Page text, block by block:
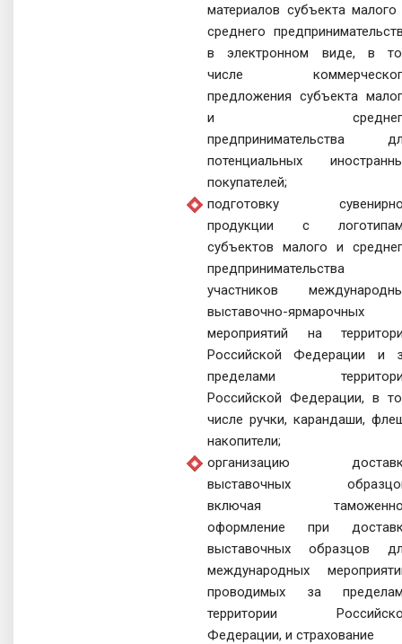
материалов субъекта
среднего
в электронном виде, в
числе
предложения субъекта
и
предпринимательства
потенциальных
покупателей;
подготовку
продукции с
субъектов малого и
участников
выставочно-ярмарочных
мероприятий на
Российской Федерации и
пределами
Российской Федерации, в
числе ручки, карандаши,
накопители;
организацию
выставочных
включая
оформление при
выставочных образцов
международных
проводимых за
территории
Федерации, и страхование